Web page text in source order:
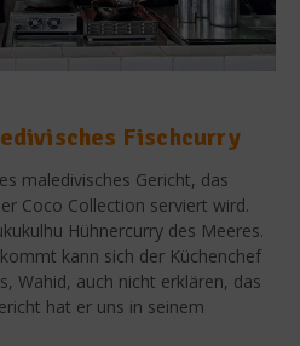
Fischcurry
maledivisches Gericht, das
Coco Collection serviert wird.
Hühnercurry des Meeres.
kann sich der Küchenchef
Wahid, auch nicht erklären, das
hat er uns in seinem